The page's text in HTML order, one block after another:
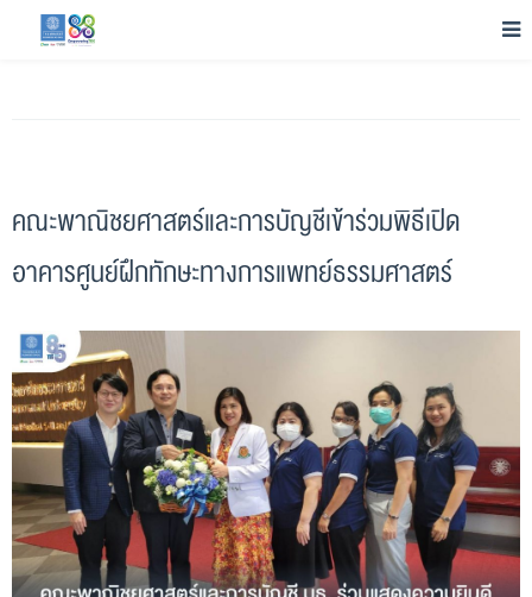
คณะพาณิชยศาสตร์และการบัญชีเข้าร่วมพิธีเปิด
อาคารศูนย์ฝึกทักษะทางการแพทย์ธรรมศาสตร์